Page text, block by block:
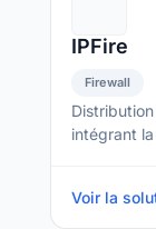
IPFire
Firewall
intégrant
Voir la